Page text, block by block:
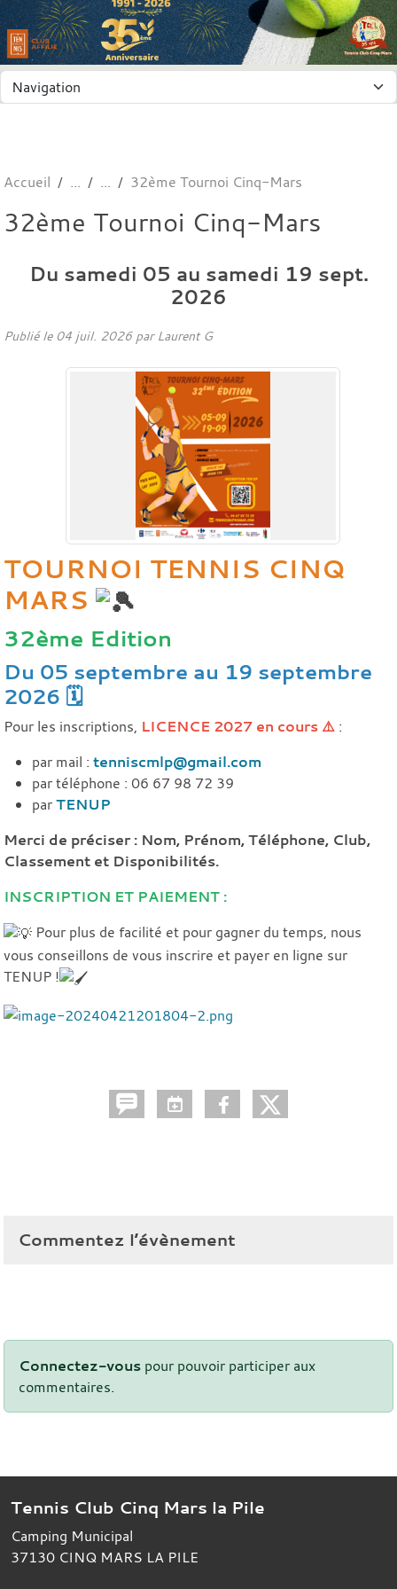
Accueil 32ème Tournoi Cinq-Mars
32ème Tournoi Cinq-Mars
Du samedi 05 au samedi 19 sept.
2026
Publié le 04 juil. 2026par Laurent G
TOURNOI TENNIS CINQ
MARS
32ème Edition
Du 05 septembre au 19 septembre
2026 🗓️
Pour les inscriptions, LICENCE 2027 en cours ⚠️ :
par mail : tenniscmlp@gmail.com
par téléphone : 06 67 98 72 39
parTENUP
Merci de préciser : Nom, Prénom, Téléphone, Club,
Classement et Disponibilités.
INSCRIPTION ET PAIEMENT :
Pour plus de facilité et pour gagner du temps, nous
vous conseillons de vous inscrire et payer en ligne sur
TENUP !
Commentez l’évènement
Connectez-vous pour pouvoir participer aux
commentaires.
Tennis Club Cinq Mars la Pile
Camping Municipal
37130 CINQ MARS LA PILE
Panneau de gestion des cookies